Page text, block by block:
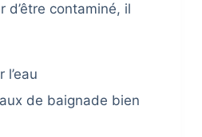
d’être contaminé, il
l’eau
de baignade bien